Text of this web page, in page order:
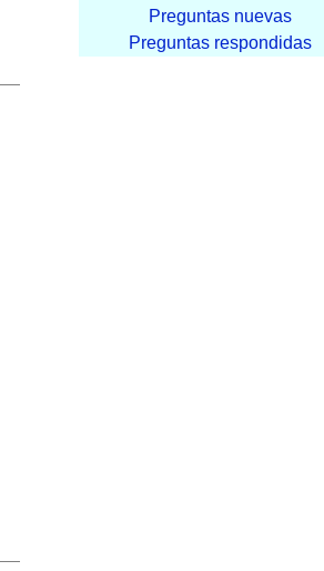
Preguntas nuevas
Preguntas respondidas